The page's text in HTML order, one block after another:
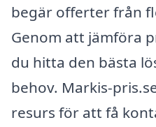
begär offerter från
Genom att jämföra
du hitta den bästa
behov. Markis-
resurs för att få